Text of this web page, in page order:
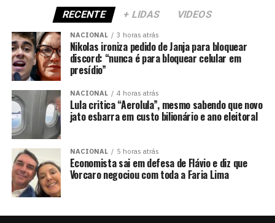
RECENTE + LIDAS VIDEOS
NACIONAL 3 horas atrás
Nikolas ironiza pedido de Janja para bloquear
discord: “nunca é para bloquear celular em
presídio”
NACIONAL 4 horas atrás
Lula critica “Aerolula”, mesmo sabendo que novo
jato esbarra em custo bilionário e ano eleitoral
NACIONAL 5 horas atrás
Economista sai em defesa de Flávio e diz que
Vorcaro negociou com toda a Faria Lima